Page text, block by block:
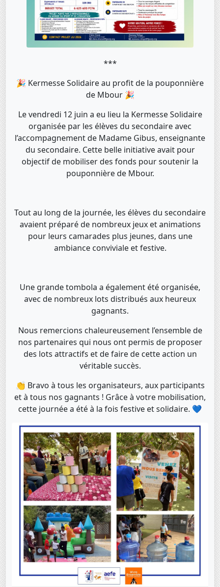
***
🎉 Kermesse Solidaire au profit de la pouponnière
de Mbour 🎉
Le vendredi 12 juin a eu lieu la Kermesse Solidaire
organisée par les élèves du secondaire avec
l’accompagnement de Madame Gibus, enseignante
du secondaire. Cette belle initiative avait pour
objectif de mobiliser des fonds pour soutenir la
pouponnière de Mbour.
Tout au long de la journée, les élèves du secondaire
avaient préparé de nombreux jeux et animations
pour leurs camarades plus jeunes, dans une
ambiance conviviale et festive.
Une grande tombola a également été organisée,
avec de nombreux lots distribués aux heureux
gagnants.
Nous remercions chaleureusement l’ensemble de
nos partenaires qui nous ont permis de proposer
des lots attractifs et de faire de cette action un
véritable succès.
👏 Bravo à tous les organisateurs, aux participants
et à tous nos gagnants ! Grâce à votre mobilisation,
cette journée a été à la fois festive et solidaire. 💙